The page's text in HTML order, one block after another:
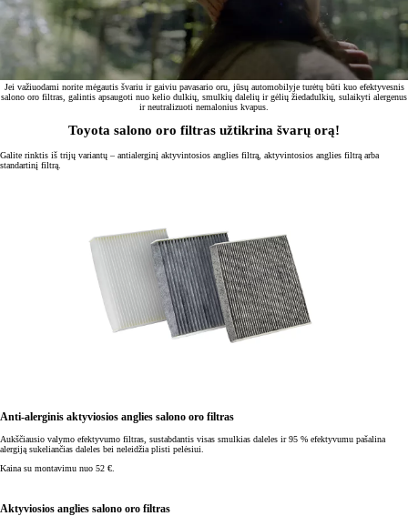
Jei važiuodami norite mėgautis švariu ir gaiviu pavasario oru, jūsų automobilyje turėtų būti kuo efektyvesnis
salono oro filtras, galintis apsaugoti nuo kelio dulkių, smulkių dalelių ir gėlių žiedadulkių, sulaikyti alergenus
ir neutralizuoti nemalonius kvapus.
Toyota salono oro filtras užtikrina švarų orą!
Galite rinktis iš trijų variantų – antialerginį aktyvintosios anglies filtrą, aktyvintosios anglies filtrą arba
standartinį filtrą.
Anti-alerginis aktyviosios anglies salono oro filtras
Aukščiausio valymo efektyvumo filtras, sustabdantis visas smulkias daleles ir 95 % efektyvumu pašalina
alergiją sukeliančias daleles bei neleidžia plisti pelėsiui.
Kaina su montavimu nuo 52 €.
Aktyviosios anglies salono oro filtras